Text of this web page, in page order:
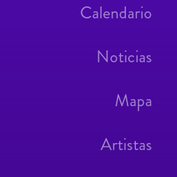
Calendario
Noticias
Mapa
Artistas